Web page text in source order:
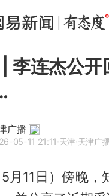
| 李连杰公
广播
05-11 21:11·天津·天津广
月11日）傍晚，